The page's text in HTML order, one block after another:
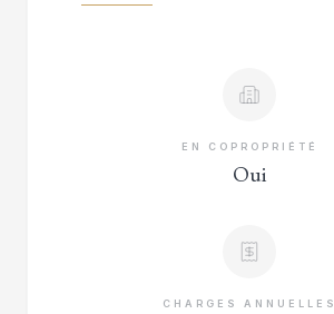
EN COPROPRIÉTÉ
Oui
CHARGES ANNUELLES